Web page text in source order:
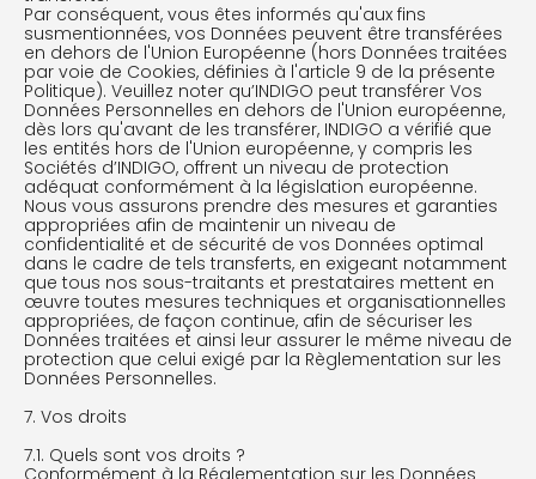
Par conséquent, vous êtes informés qu'aux fins
susmentionnées, vos Données peuvent être transférées
en dehors de l'Union Européenne (hors Données traitées
par voie de Cookies, définies à l'article 9 de la présente
Politique). Veuillez noter qu’INDIGO peut transférer Vos
Données Personnelles en dehors de l'Union européenne,
dès lors qu'avant de les transférer, INDIGO a vérifié que
les entités hors de l'Union européenne, y compris les
Sociétés d’INDIGO, offrent un niveau de protection
adéquat conformément à la législation européenne.
Nous vous assurons prendre des mesures et garanties
appropriées afin de maintenir un niveau de
confidentialité et de sécurité de vos Données optimal
dans le cadre de tels transferts, en exigeant notamment
que tous nos sous-traitants et prestataires mettent en
œuvre toutes mesures techniques et organisationnelles
appropriées, de façon continue, afin de sécuriser les
Données traitées et ainsi leur assurer le même niveau de
protection que celui exigé par la Règlementation sur les
Données Personnelles.
7. Vos droits
7.1. Quels sont vos droits ?
Conformément à la Réglementation sur les Données